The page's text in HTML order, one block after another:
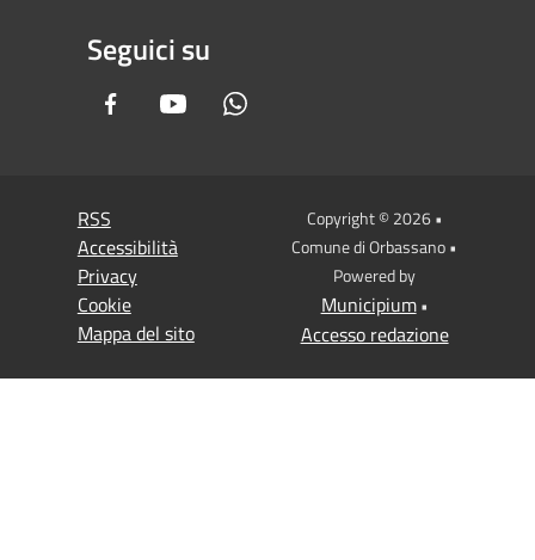
Seguici su
FacebookYoutube
RSS
Accessibilità
Privacy
Cookie
Mappa del sito
Copyright © 2026 •
Comune di Orbassano •
Powered by
Municipium•
Accesso redazione